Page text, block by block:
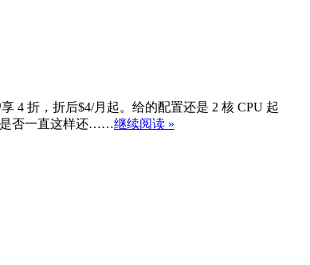
4 折，折后$4/月起。给的配置还是 2 核 CPU 起
是否一直这样还……继续阅读 »